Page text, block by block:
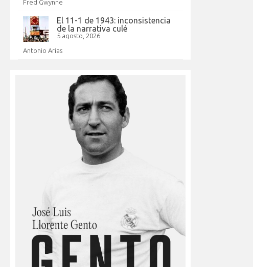
Fred Gwynne
El 11-1 de 1943: inconsistencia
de la narrativa culé
5 agosto, 2026
Antonio Arias